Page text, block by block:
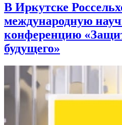
В Иркутске
международную
конференцию
будущего»